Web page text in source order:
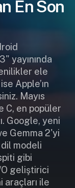
En Son
yayınında
ele
Apple’ın
Mayıs
C, en popüler
Google, yeni
Gemma 2'yi
modeli
gibi
O geliştirici
araçları ile